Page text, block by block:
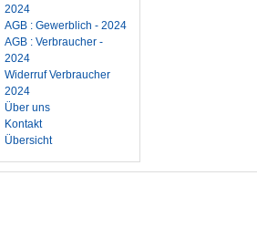
2024
AGB : Gewerblich - 2024
AGB : Verbraucher -
2024
Widerruf Verbraucher
2024
Über uns
Kontakt
Übersicht